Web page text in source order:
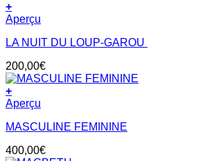
+
Aperçu
LA NUIT DU LOUP-GAROU
200,00€
+
Aperçu
MASCULINE FEMININE
400,00€